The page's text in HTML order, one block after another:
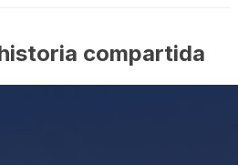
compartida